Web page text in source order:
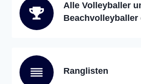
Alle Volleyballer
Beachvolleyballer
Ranglisten